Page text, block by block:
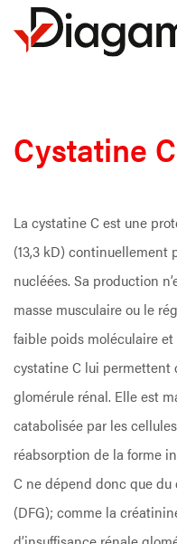
Cystatine C
La cystatine C est une
(13,3 kD) continuellement
nucléées. Sa production
masse musculaire ou le
faible poids moléculaire
cystatine C lui permettent
glomérule rénal. Elle est
catabolisée par les
réabsorption de la forme
C ne dépend donc que
(DFG); comme la